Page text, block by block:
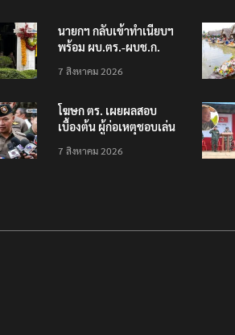
นายกฯ กลับเข้าทำเนียบฯ
พร้อม ผบ.ตร.-ผบช.ก.
ปืนเถื่อน
7 สิงหาคม 2026
โฆษก ตร. เผยผลสอบ
เบื้องต้น ผู้ก่อเหตุชอบเล่น
เหตุรุนแรงก่อนลงมือ
7 สิงหาคม 2026